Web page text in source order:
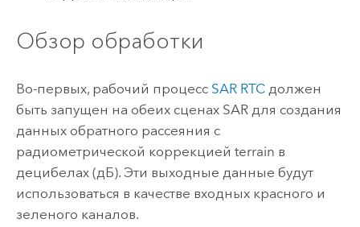
Обзор обработки
Во-первых, рабочий процесс SAR RTCдолжен
быть запущен на обеих сценах SAR для создания
данных обратного рассеяния с
радиометрической коррекцией terrain в
децибелах (дБ). Эти выходные данные будут
использоваться в качестве входных красного и
зеленого каналов.